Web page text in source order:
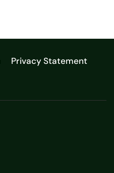
Privacy Statement